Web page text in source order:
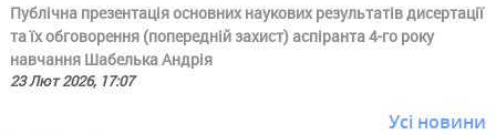
Публічна презентація основних наукових результатів дисертації
та їх обговорення (попередній захист) аспіранта 4-го року
навчання Шабелька Андрія
23 Лют 2026, 17:07
Усі новини